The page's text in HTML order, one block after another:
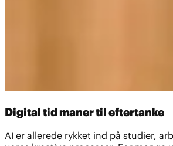
Digital tid maner til eftertanke
AI er allerede rykket ind på studier,